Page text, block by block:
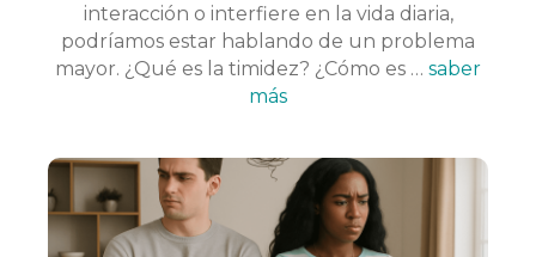
interacción o interfiere en la vida diaria,
podríamos estar hablando de un problema
mayor. ¿Qué es la timidez? ¿Cómo es … saber
más